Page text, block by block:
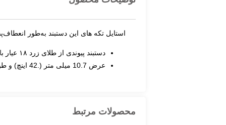
استایل تکه های این دستبند به‌طور
دستبند پیوندی از طلای زرد ۱۸ عیار با بند تاشو.
عرض 10.7 میلی متر (.42 اینچ) و طول کل 18.4 سانتی متر (7.25 اینچ).
محصولات مرتبط